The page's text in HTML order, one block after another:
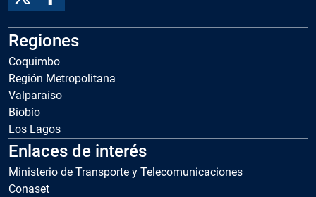
Regiones
Coquimbo
Región Metropolitana
Valparaíso
Biobío
Los Lagos
Enlaces de interés
Ministerio de Transporte y Telecomunicaciones
Conaset